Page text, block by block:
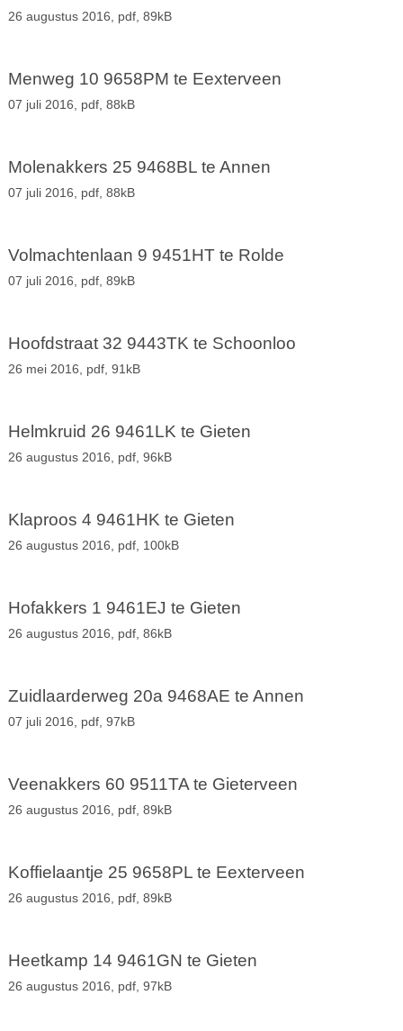
26 augustus 2016, pdf, 89kB
Menweg 10 9658PM te Eexterveen
07 juli 2016, pdf, 88kB
Molenakkers 25 9468BL te Annen
07 juli 2016, pdf, 88kB
Volmachtenlaan 9 9451HT te Rolde
07 juli 2016, pdf, 89kB
Hoofdstraat 32 9443TK te Schoonloo
26 mei 2016, pdf, 91kB
Helmkruid 26 9461LK te Gieten
26 augustus 2016, pdf, 96kB
Klaproos 4 9461HK te Gieten
26 augustus 2016, pdf, 100kB
Hofakkers 1 9461EJ te Gieten
26 augustus 2016, pdf, 86kB
Zuidlaarderweg 20a 9468AE te Annen
07 juli 2016, pdf, 97kB
Veenakkers 60 9511TA te Gieterveen
26 augustus 2016, pdf, 89kB
Koffielaantje 25 9658PL te Eexterveen
26 augustus 2016, pdf, 89kB
Heetkamp 14 9461GN te Gieten
26 augustus 2016, pdf, 97kB